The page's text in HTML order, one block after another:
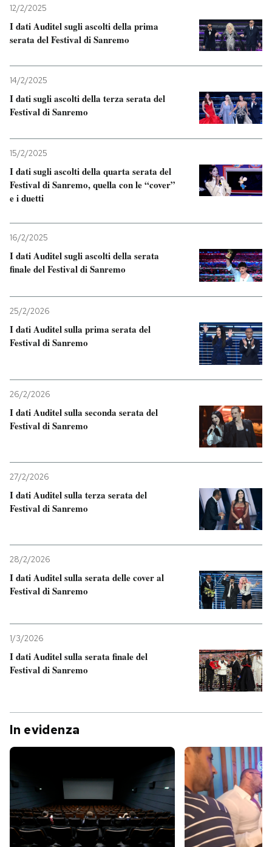
12/2/2025
I dati Auditel sugli ascolti della prima
serata del Festival di Sanremo
14/2/2025
I dati sugli ascolti della terza serata del
Festival di Sanremo
15/2/2025
I dati sugli ascolti della quarta serata del
Festival di Sanremo, quella con le “cover”
e i duetti
16/2/2025
I dati Auditel sugli ascolti della serata
finale del Festival di Sanremo
25/2/2026
I dati Auditel sulla prima serata del
Festival di Sanremo
26/2/2026
I dati Auditel sulla seconda serata del
Festival di Sanremo
27/2/2026
I dati Auditel sulla terza serata del
Festival di Sanremo
28/2/2026
I dati Auditel sulla serata delle cover al
Festival di Sanremo
1/3/2026
I dati Auditel sulla serata finale del
Festival di Sanremo
In evidenza